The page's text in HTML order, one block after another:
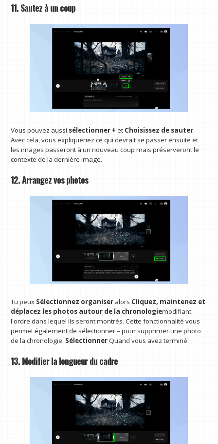
11. Sautez à un coup
Vous pouvez aussi sélectionner + et Choisissez de sauter.
Avec cela, vous expliqueriez ce qui devrait se passer ensuite et
les images passeront à un nouveau coup mais préserveront le
contexte de la dernière image.
12. Arrangez vos photos
Tu peux Sélectionnez organiser alors Cliquez, maintenez et
déplacez les photos autour de la chronologiemodifiant
l'ordre dans lequel ils seront montrés. Cette fonctionnalité vous
permet également de sélectionner – pour supprimer une photo
de la chronologie. SélectionnerQuand vous avez terminé.
13. Modifier la longueur du cadre